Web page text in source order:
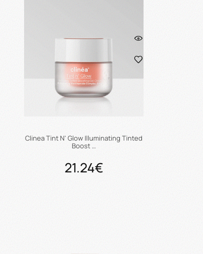
Clinea Tint N' Glow Illuminating Tinted
Boost …
21.24€